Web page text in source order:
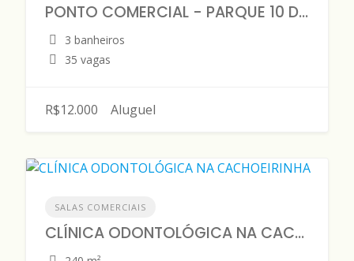
PONTO COMERCIAL - PARQUE 10 DE NOVEMBRO - DISPONÍVEL PARA LOCAÇÃO
3 banheiros
35 vagas
R$12.000 Aluguel
SALAS COMERCIAIS
CLÍNICA ODONTOLÓGICA NA CACHOEIRINHA